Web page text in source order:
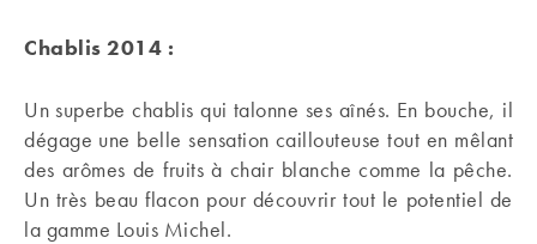
Chablis 2014 :
Un superbe chablis qui talonne ses aînés. En bouche, il
dégage une belle sensation caillouteuse tout en mêlant
des arômes de fruits à chair blanche comme la pêche.
Un très beau flacon pour découvrir tout le potentiel de
la gamme Louis Michel.